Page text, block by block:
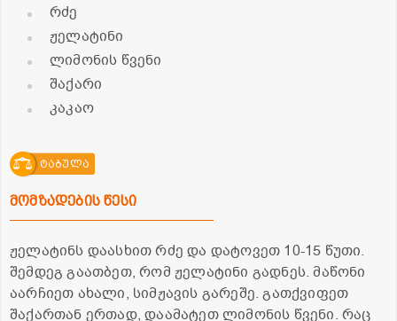
რძე
ჟელატინი
ლიმონის წვენი
შაქარი
კაკაო
ტაბულა
მომზადების წესი
ჟელატინს დაასხით რძე და დატოვეთ 10-15 წუთი.
შემდეგ გაათბეთ, რომ ჟელატინი გადნეს. მაწონი
აარჩიეთ ახალი, სიმჟავის გარეშე. გათქვიფეთ
შაქართან ერთად, დაამატეთ ლიმონის წვენი. რაც